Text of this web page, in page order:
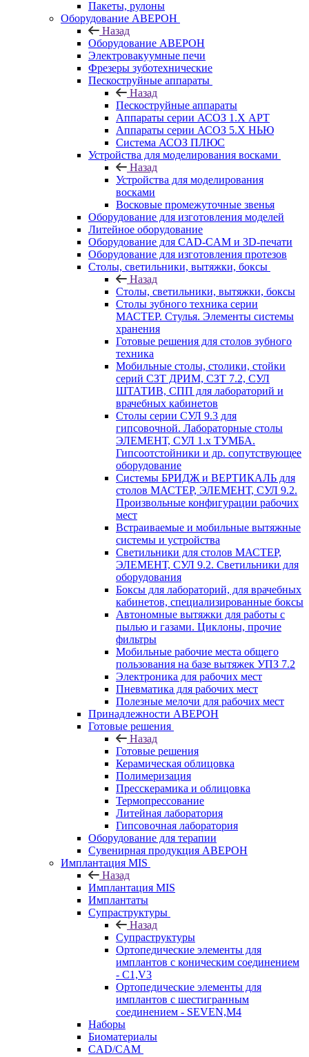
Пакеты, рулоны
Оборудование АВЕРОН
Назад
Оборудование АВЕРОН
Электровакуумные печи
Фрезеры зуботехнические
Пескоструйные аппараты
Назад
Пескоструйные аппараты
Аппараты серии АСОЗ 1.Х АРТ
Аппараты серии АСОЗ 5.Х НЬЮ
Система АСОЗ ПЛЮС
Устройства для моделирования восками
Назад
Устройства для моделирования
восками
Восковые промежуточные звенья
Оборудование для изготовления моделей
Литейное оборудование
Оборудование для CAD-CAM и 3D-печати
Оборудование для изготовления протезов
Cтолы, светильники, вытяжки, боксы
Назад
Cтолы, светильники, вытяжки, боксы
Столы зубного техника серии
МАСТЕР. Стулья. Элементы системы
хранения
Готовые решения для столов зубного
техника
Мобильные столы, столики, стойки
серий СЗТ ДРИМ, СЗТ 7.2, СУЛ
ШТАТИВ, СПП для лабораторий и
врачебных кабинетов
Столы серии СУЛ 9.3 для
гипсовочной. Лабораторные столы
ЭЛЕМЕНТ, СУЛ 1.х ТУМБА.
Гипсоотстойники и др. сопутствующее
оборудование
Системы БРИДЖ и ВЕРТИКАЛЬ для
столов МАСТЕР, ЭЛЕМЕНТ, СУЛ 9.2.
Произвольные конфигурации рабочих
мест
Встраиваемые и мобильные вытяжные
системы и устройства
Светильники для столов МАСТЕР,
ЭЛЕМЕНТ, СУЛ 9.2. Светильники для
оборудования
Боксы для лабораторий, для врачебных
кабинетов, специализированные боксы
Автономные вытяжки для работы с
пылью и газами. Циклоны, прочие
фильтры
Мобильные рабочие места общего
пользования на базе вытяжек УПЗ 7.2
Электроника для рабочих мест
Пневматика для рабочих мест
Полезные мелочи для рабочих мест
Принадлежности АВЕРОН
Готовые решения
Назад
Готовые решения
Керамическая облицовка
Полимеризация
Пресскерамика и облицовка
Термопрессование
Литейная лаборатория
Гипсовочная лаборатория
Оборудование для терапии
Сувенирная продукция АВЕРОН
Имплантация MIS
Назад
Имплантация MIS
Имплантаты
Супраструктуры
Назад
Супраструктуры
Ортопедические элементы для
имплантов с коническим соединением
- C1,V3
Ортопедические элементы для
имплантов с шестигранным
соединением - SEVEN,M4
Наборы
Биоматериалы
CAD/CAM